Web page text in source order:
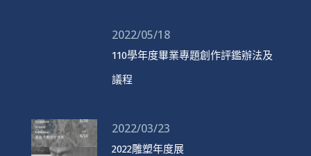
2022/05/18
110學年度畢業專題創作評鑑辦法及
議程
2022/03/23
2022雕塑年度展